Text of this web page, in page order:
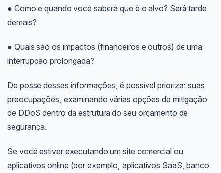
● Como e quando você saberá que é o alvo? Será tarde
demais?
● Quais são os impactos (financeiros e outros) de uma
interrupção prolongada?
De posse dessas informações, é possível priorizar suas
preocupações, examinando várias opções de mitigação
de DDoS dentro da estrutura do seu orçamento de
segurança.
Se você estiver executando um site comercial ou
aplicativos online (por exemplo, aplicativos SaaS, banco